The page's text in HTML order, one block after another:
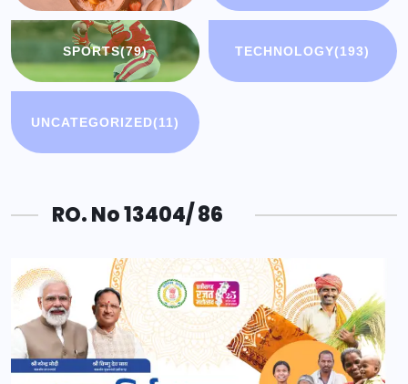
SPORTS(79) TECHNOLOGY(193)
UNCATEGORIZED(11)
RO. No 13404/ 86